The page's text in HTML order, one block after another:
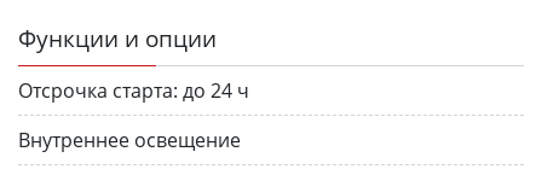
Функции и опции
Отсрочка старта: до 24 ч
Внутреннее освещение